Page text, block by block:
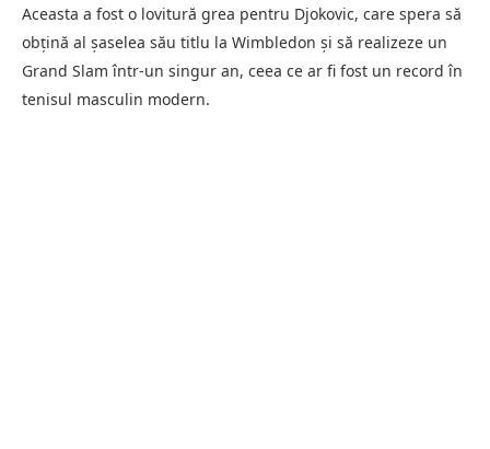
Aceasta a fost o lovitură grea pentru Djokovic, care spera să
obțină al șaselea său titlu la Wimbledon și să realizeze un
Grand Slam într-un singur an, ceea ce ar fi fost un record în
tenisul masculin modern.